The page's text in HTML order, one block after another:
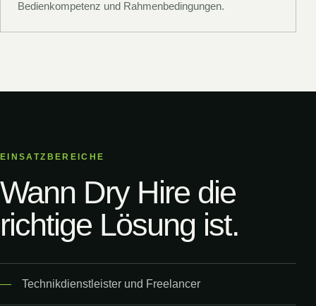
Bedienkompetenz und Rahmenbedingungen.
EINSATZBEREICHE
Wann Dry Hire die
richtige Lösung ist.
Technikdienstleister und Freelancer